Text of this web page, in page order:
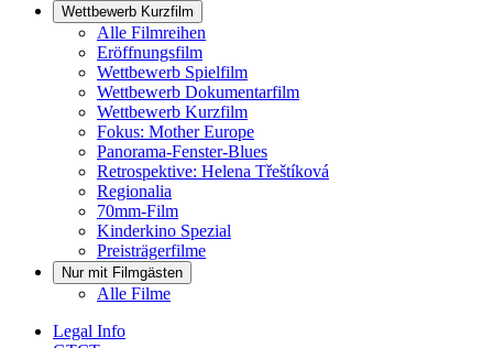
Wettbewerb Kurzfilm
Alle Filmreihen
Eröffnungsfilm
Wettbewerb Spielfilm
Wettbewerb Dokumentarfilm
Wettbewerb Kurzfilm
Fokus: Mother Europe
Panorama-Fenster-Blues
Retrospektive: Helena Třeštíková
Regionalia
70mm-Film
Kinderkino Spezial
Preisträgerfilme
Nur mit Filmgästen
Alle Filme
Legal Info